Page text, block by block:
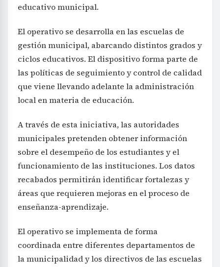
educativo municipal.
El operativo se desarrolla en las escuelas de
gestión municipal, abarcando distintos grados y
ciclos educativos. El dispositivo forma parte de
las políticas de seguimiento y control de calidad
que viene llevando adelante la administración
local en materia de educación.
A través de esta iniciativa, las autoridades
municipales pretenden obtener información
sobre el desempeño de los estudiantes y el
funcionamiento de las instituciones. Los datos
recabados permitirán identificar fortalezas y
áreas que requieren mejoras en el proceso de
enseñanza-aprendizaje.
El operativo se implementa de forma
coordinada entre diferentes departamentos de
la municipalidad y los directivos de las escuelas